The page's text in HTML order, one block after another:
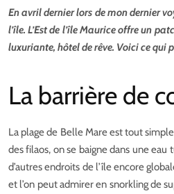
En avril dernier lors de mon dernier
l’île. L’Est de l’île Maurice offre un
luxuriante, hôtel de rêve. Voici ce qui
La barrière de
La plage de Belle Mare est tout
des filaos, on se baigne dans une
d’autres endroits de l’île encore
et l’on peut admirer en snorkling de